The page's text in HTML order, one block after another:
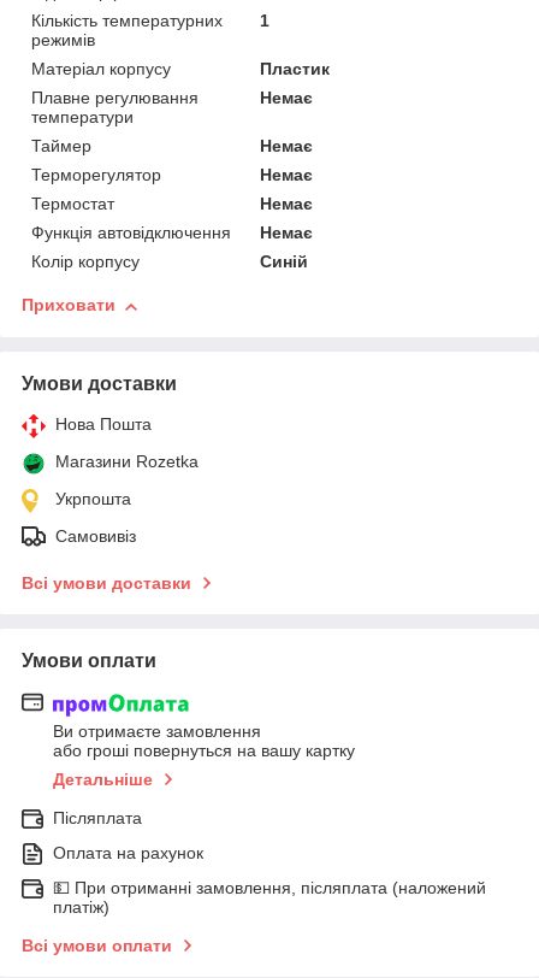
Кількість температурних
режимів
1
Матеріал корпусу
Пластик
Плавне регулювання
температури
Немає
Таймер
Немає
Терморегулятор
Немає
Термостат
Немає
Функція автовідключення
Немає
Колір корпусу
Синій
Приховати
Умови доставки
Нова Пошта
Магазини Rozetka
Укрпошта
Самовивіз
Всі умови доставки
Умови оплати
Ви отримаєте замовлення
або гроші повернуться на вашу картку
Детальніше
Післяплата
Оплата на рахунок
💵 При отриманні замовлення, післяплата (наложений
платіж)
Всі умови оплати